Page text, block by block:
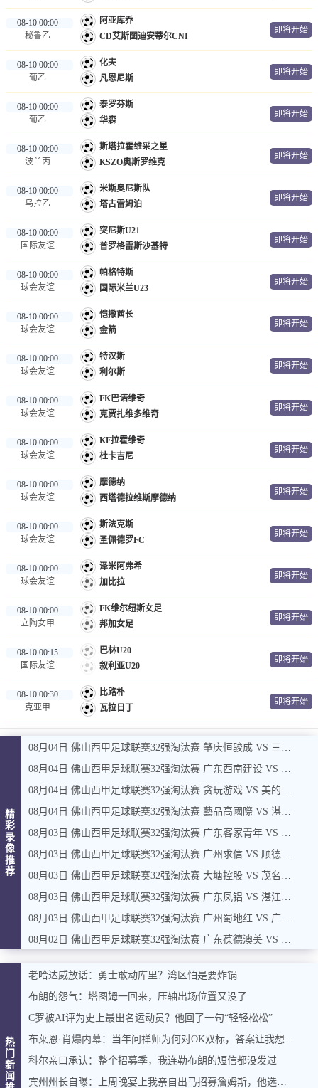
08-10 00:00
秘鲁乙
阿亚库乔
CD艾斯图迪安蒂尔CNI
即将开始
08-10 00:00
葡乙
化夫
凡恩尼斯
即将开始
08-10 00:00
葡乙
泰罗芬斯
华森
即将开始
08-10 00:00
波兰丙
斯塔拉霍维采之星
KSZO奥斯罗维克
即将开始
08-10 00:00
乌拉乙
米斯奥尼斯队
塔古雷姆泊
即将开始
08-10 00:00
国际友谊
突尼斯U21
普罗格雷斯沙基特
即将开始
08-10 00:00
球会友谊
帕格特斯
国际米兰U23
即将开始
08-10 00:00
球会友谊
恺撒酋长
金箭
即将开始
08-10 00:00
球会友谊
特汉斯
利尔斯
即将开始
08-10 00:00
球会友谊
FK巴诺维奇
克贾扎维多维奇
即将开始
08-10 00:00
球会友谊
KF拉霍维奇
杜卡吉尼
即将开始
08-10 00:00
球会友谊
摩德纳
西塔德拉维斯摩德纳
即将开始
08-10 00:00
球会友谊
斯法克斯
圣佩德罗FC
即将开始
08-10 00:00
球会友谊
泽米阿弗希
加比拉
即将开始
08-10 00:00
立陶女甲
FK维尔纽斯女足
邦加女足
即将开始
08-10 00:15
国际友谊
巴林U20
叙利亚U20
即将开始
08-10 00:30
克亚甲
比路朴
瓦拉日丁
即将开始
精
彩
录
像
推
荐
08月04日 佛山西甲足球联赛32强淘汰赛 肇庆恒骏成 VS 三七互娱 全场录像
08月04日 佛山西甲足球联赛32强淘汰赛 广东西南建设 VS 香港圣徒 全场录像
08月04日 佛山西甲足球联赛32强淘汰赛 贪玩游戏 VS 美的薪火 全场录像
08月04日 佛山西甲足球联赛32强淘汰赛 藝品高國際 VS 湛江狂狼·粵辉能源 全场录像
08月03日 佛山西甲足球联赛32强淘汰赛 广东客家青年 VS 广州英华思力U17 全场录像
08月03日 佛山西甲足球联赛32强淘汰赛 广州求信 VS 顺德新青年 全场录像
08月03日 佛山西甲足球联赛32强淘汰赛 大塘控股 VS 茂名市点都得 全场录像
08月03日 佛山西甲足球联赛32强淘汰赛 广东凤铝 VS 湛江八部科技 全场录像
08月03日 佛山西甲足球联赛32强淘汰赛 广州蜀地红 VS 广州戴拿模 全场录像
08月02日 佛山西甲足球联赛32强淘汰赛 广东葆德澳美 VS 白坭兴龙 全场录像
热
门
新
闻
老哈达威放话：勇士敢动库里？湾区怕是要炸锅
布朗的怨气：塔图姆一回来，压轴出场位置又没了
C罗被AI评为史上最出名运动员？他回了一句“轻轻松松”
布莱恩·肖爆内幕：当年问禅师为何对OK双标，答案让我想起训狗那套
科尔亲口承认：整个招募季，我连勒布朗的短信都没发过
宾州州长自曝：上周晚宴上我亲自出马招募詹姆斯，他选了费城，我挺高兴